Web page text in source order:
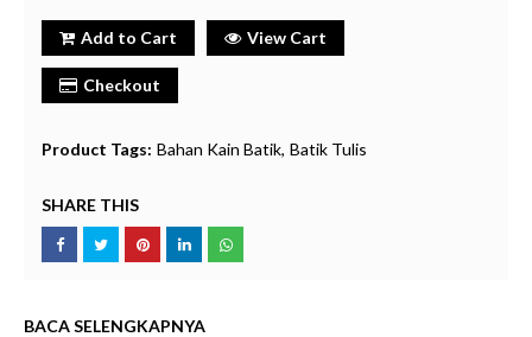
Add to Cart View Cart
Checkout
Product Tags: Bahan Kain Batik Batik Tulis
SHARE THIS
BACA SELENGKAPNYA